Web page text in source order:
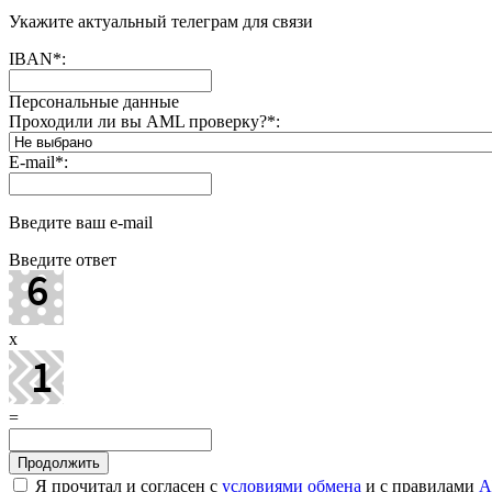
Укажите актуальный телеграм для связи
IBAN*:
Персональные данные
Проходили ли вы AML проверку?*:
E-mail*:
Введите ваш e-mail
Введите ответ
x
=
Я прочитал и согласен с условиями обмена и с правилами